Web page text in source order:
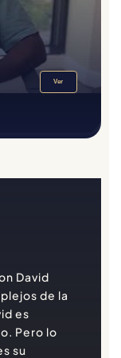
Ver
David
de la
es
Pero lo
su